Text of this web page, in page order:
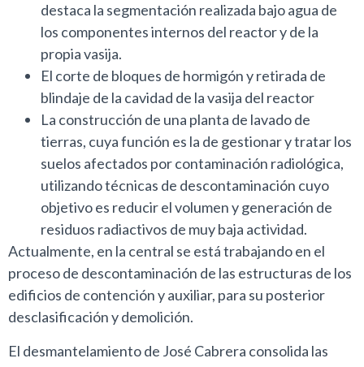
destaca la segmentación realizada bajo agua de
los componentes internos del reactor y de la
propia vasija.
El corte de bloques de hormigón y retirada de
blindaje de la cavidad de la vasija del reactor
La construcción de una planta de lavado de
tierras, cuya función es la de gestionar y tratar los
suelos afectados por contaminación radiológica,
utilizando técnicas de descontaminación cuyo
objetivo es reducir el volumen y generación de
residuos radiactivos de muy baja actividad.
Actualmente, en la central se está trabajando en el
proceso de descontaminación de las estructuras de los
edificios de contención y auxiliar, para su posterior
desclasificación y demolición.
El desmantelamiento de José Cabrera consolida las